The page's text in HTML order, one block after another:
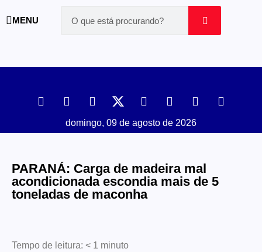
MENU
domingo, 09 de agosto de 2026
PARANÁ: Carga de madeira mal
acondicionada escondia mais de 5
toneladas de maconha
Tempo de leitura: < 1 minuto